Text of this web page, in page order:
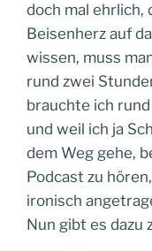
doch mal ehrlich,
Beisenherz auf
wissen, muss
rund zwei
brauchte ich
und weil ich ja
dem Weg gehe,
Podcast zu
ironisch
Nun gibt es dazu